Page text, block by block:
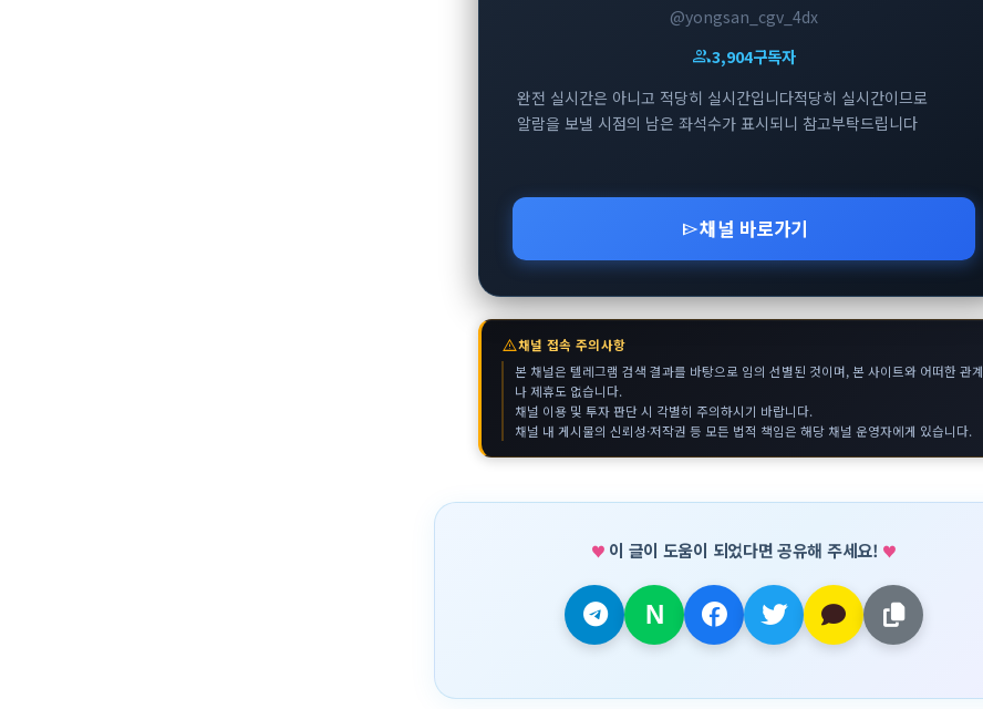
@yongsan_cgv_4dx
group3,904구독자
완전 실시간은 아니고 적당히 실시간입니다적당히 실시간이므로
알람을 보낼 시점의 남은 좌석수가 표시되니 참고부탁드립니다
send채널 바로가기
warning채널 접속 주의사항
본 채널은 텔레그램 검색 결과를 바탕으로 임의 선별된 것이며, 본 사이트와 어떠한 관계
나 제휴도 없습니다.
채널 이용 및 투자 판단 시 각별히 주의하시기 바랍니다.
채널 내 게시물의 신뢰성·저작권 등 모든 법적 책임은 해당 채널 운영자에게 있습니다.
이 글이 도움이 되었다면 공유해 주세요!